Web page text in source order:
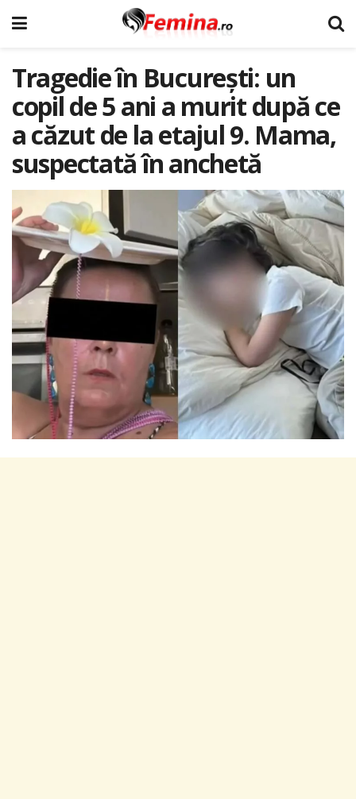
Tragedie în București: un
copil de 5 ani a murit după ce
a căzut de la etajul 9. Mama,
suspectată în anchetă